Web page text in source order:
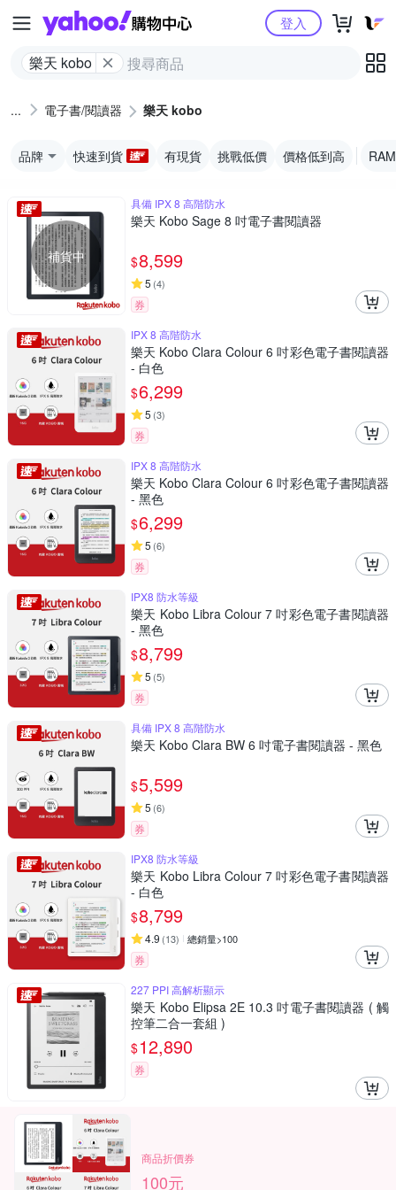
Yahoo購物中心
樂天 kobo
登入
電子書/閱讀器 樂天 kobo
品牌 快速到貨 有現貨 挑戰低價 價格低到高 RAM
補貨中
具備 IPX 8 高階防水
樂天 Kobo Sage 8 吋電子書閱讀器
$8,599
5 (4)
券
IPX 8 高階防水
樂天 Kobo Clara Colour 6 吋彩色電子書閱讀器
- 白色
$6,299
5 (3)
券
IPX 8 高階防水
樂天 Kobo Clara Colour 6 吋彩色電子書閱讀器
- 黑色
$6,299
5 (6)
券
IPX8 防水等級
樂天 Kobo Libra Colour 7 吋彩色電子書閱讀器
- 黑色
$8,799
5 (5)
券
具備 IPX 8 高階防水
樂天 Kobo Clara BW 6 吋電子書閱讀器 - 黑色
$5,599
5 (6)
券
IPX8 防水等級
樂天 Kobo Libra Colour 7 吋彩色電子書閱讀器
- 白色
$8,799
4.9 (13) 總銷量>100
券
227 PPI 高解析顯示
樂天 Kobo Elipsa 2E 10.3 吋電子書閱讀器 ( 觸
控筆二合一套組 )
$12,890
券
商品折價券
100元